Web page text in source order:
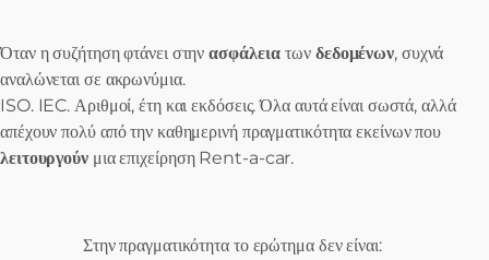
Όταν η συζήτηση φτάνει στηνασφάλειατων δεδομένων, συχνά
αναλώνεται σε ακρωνύμια.
ISO. IEC. Αριθμοί, έτη και εκδόσεις. Όλα αυτά είναι σωστά, αλλά
απέχουν πολύ από την καθημερινή πραγματικότητα εκείνων που
λειτουργούνμια επιχείρηση Rent-a-car.
Στην πραγματικότητα το ερώτημα δεν είναι: